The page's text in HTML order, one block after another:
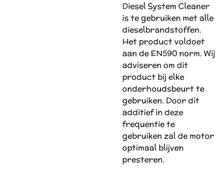
Diesel System Cleaner
is te gebruiken met alle
dieselbrandstoffen.
Het product voldoet
aan de EN590 norm. Wij
adviseren om dit
product bij elke
onderhoudsbeurt te
gebruiken. Door dit
additief in deze
frequentie te
gebruiken zal de motor
optimaal blijven
presteren.